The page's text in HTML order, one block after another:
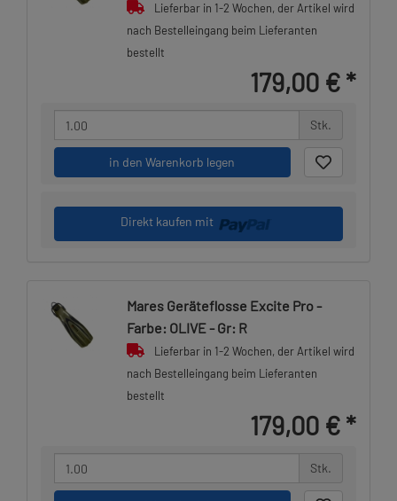
Lieferbar in 1-2 Wochen, der Artikel wird
nach Bestelleingang beim Lieferanten
bestellt
179,00 € *
Stk.
in den Warenkorb legen
Direkt kaufen mit
Mares Geräteflosse Excite Pro -
Farbe: OLIVE - Gr: R
Lieferbar in 1-2 Wochen, der Artikel wird
nach Bestelleingang beim Lieferanten
bestellt
179,00 € *
Stk.